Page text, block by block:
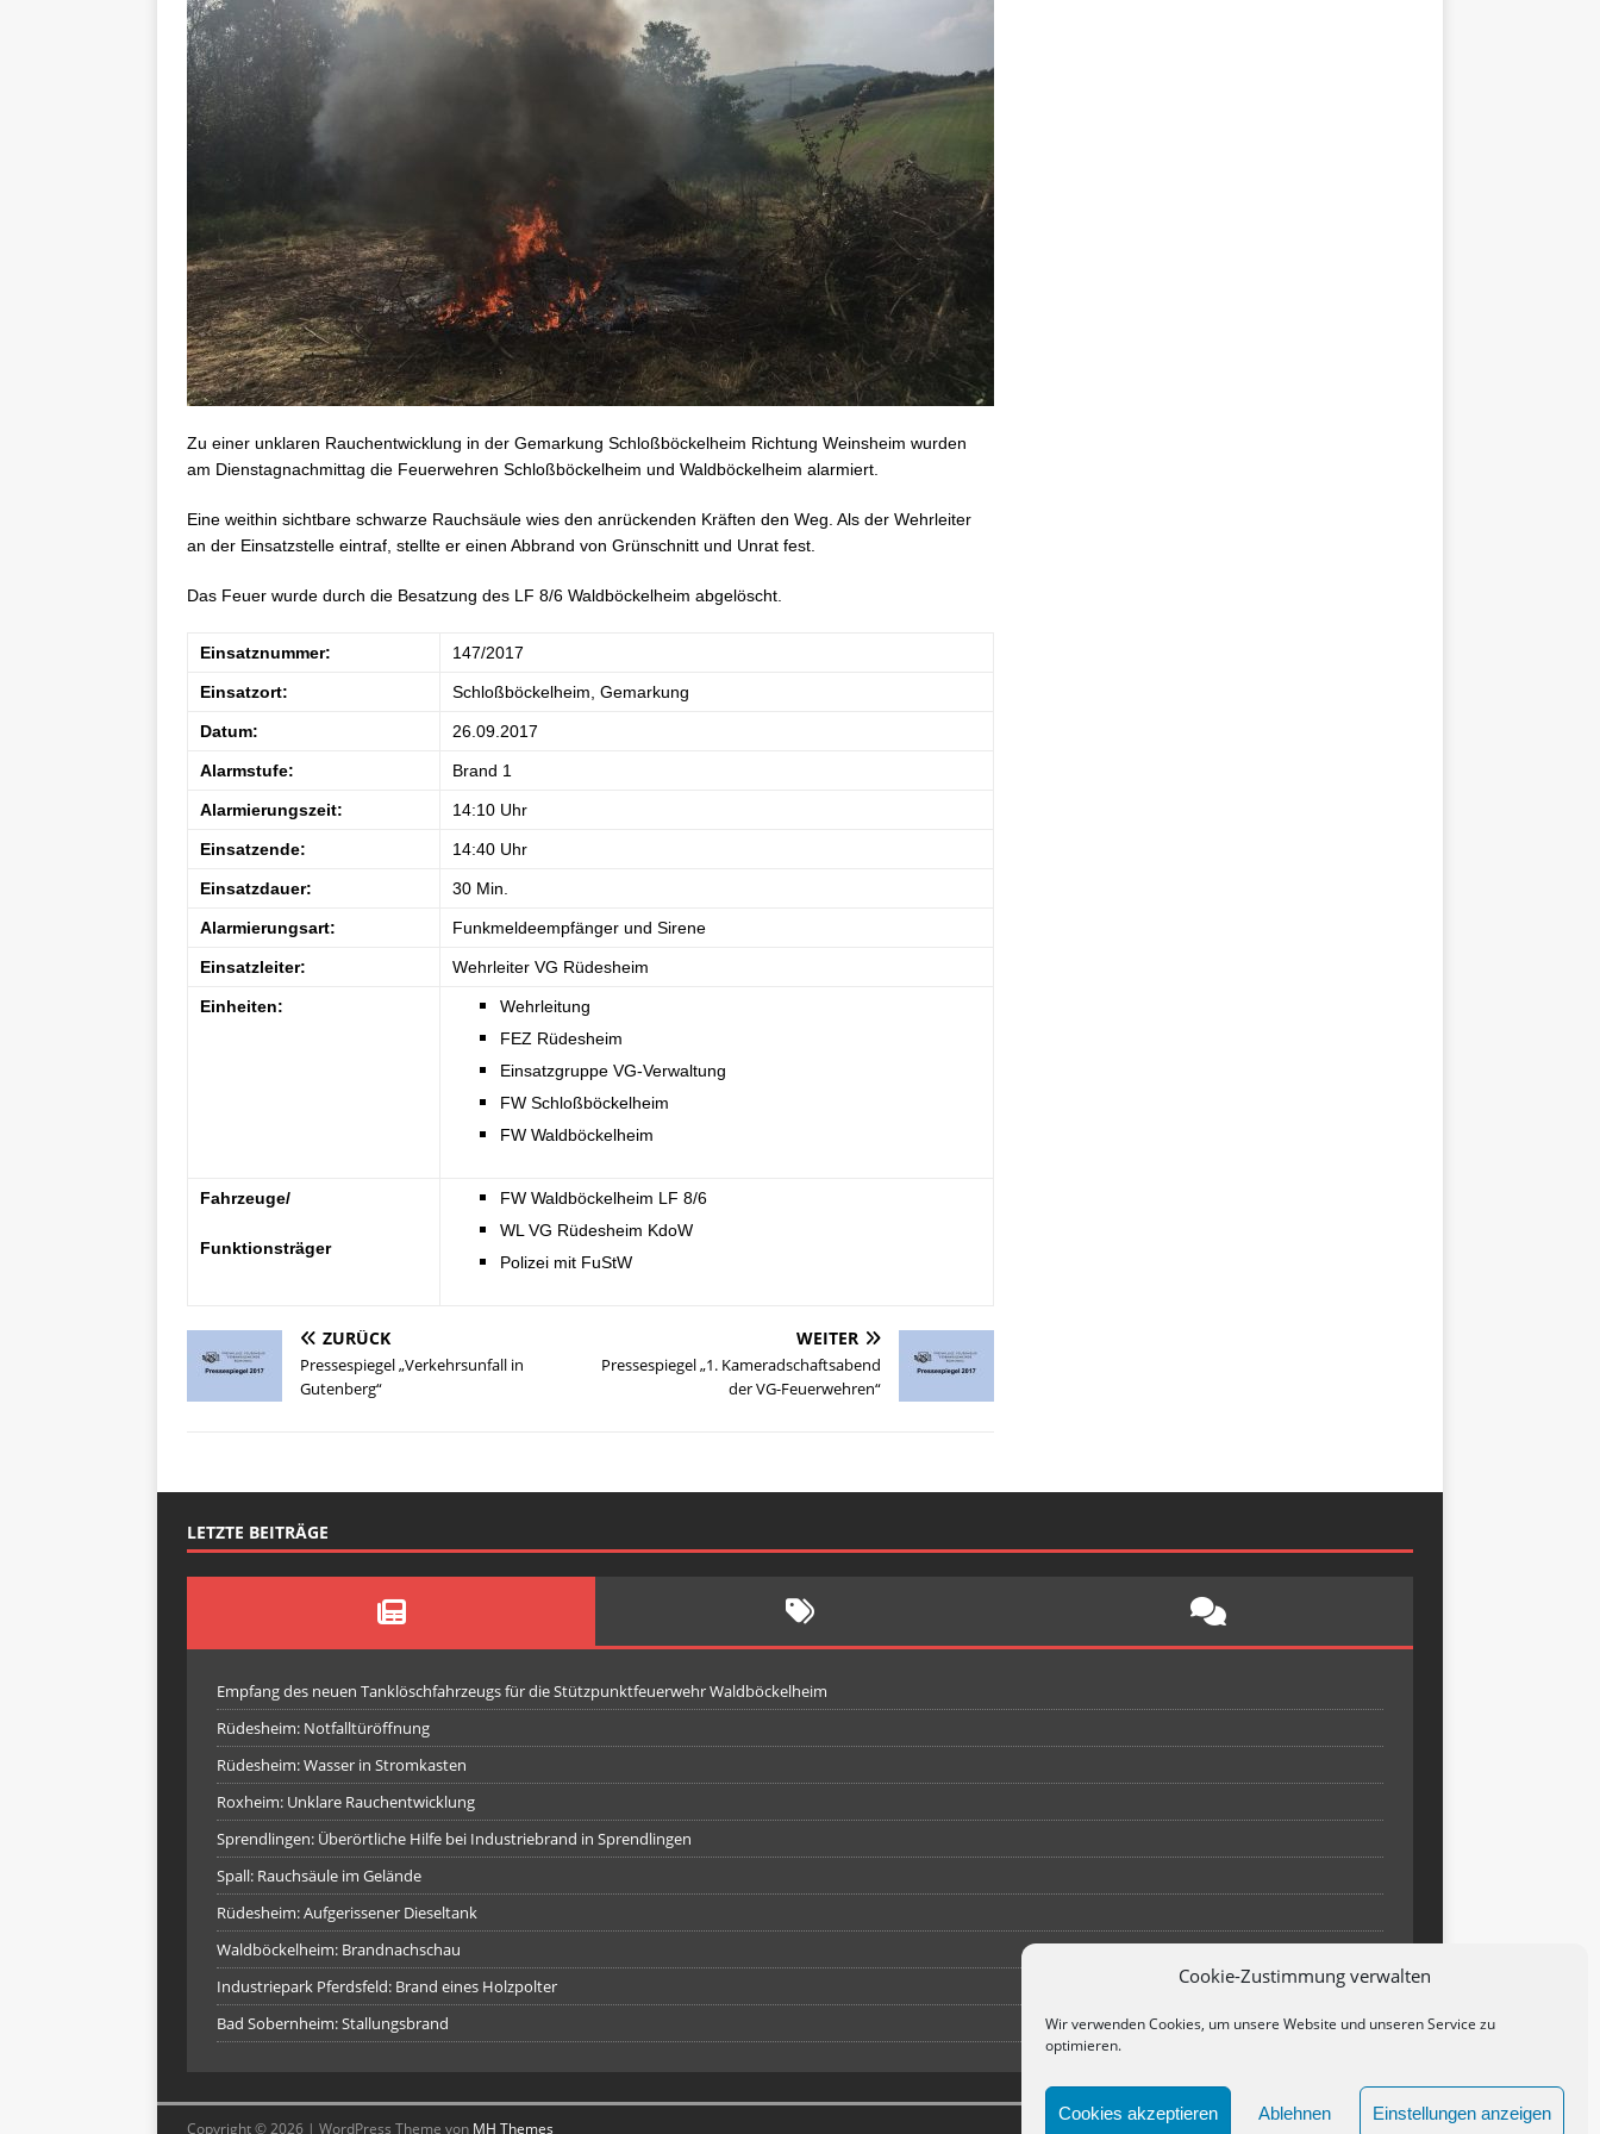
Cookie-Zustimmung verwalten
Wir verwenden Cookies, um unsere Website und unseren Service zu
optimieren.
Cookies akzeptieren Ablehnen Einstellungen anzeigen
Zu einer unklaren Rauchentwicklung in der Gemarkung Schloßböckelheim Richtung Weinsheim wurden
am Dienstagnachmittag die Feuerwehren Schloßböckelheim und Waldböckelheim alarmiert.
Eine weithin sichtbare schwarze Rauchsäule wies den anrückenden Kräften den Weg. Als der Wehrleiter
an der Einsatzstelle eintraf, stellte er einen Abbrand von Grünschnitt und Unrat fest.
Das Feuer wurde durch die Besatzung des LF 8/6 Waldböckelheim abgelöscht.
Einsatznummer: 147/2017
Einsatzort: Schloßböckelheim, Gemarkung
Datum: 26.09.2017
Alarmstufe: Brand 1
Alarmierungszeit: 14:10 Uhr
Einsatzende: 14:40 Uhr
Einsatzdauer: 30 Min.
Alarmierungsart: Funkmeldeempfänger und Sirene
Einsatzleiter: Wehrleiter VG Rüdesheim
Einheiten:
Wehrleitung
FEZ Rüdesheim
Einsatzgruppe VG-Verwaltung
FW Schloßböckelheim
FW Waldböckelheim
Fahrzeuge/
Funktionsträger
FW Waldböckelheim LF 8/6
WL VG Rüdesheim KdoW
Polizei mit FuStW
ZURÜCK
Pressespiegel „Verkehrsunfall in
Gutenberg“
WEITER
Pressespiegel „1. Kameradschaftsabend
der VG-Feuerwehren“
LETZTE BEITRÄGE
Empfang des neuen Tanklöschfahrzeugs für die Stützpunktfeuerwehr Waldböckelheim
Rüdesheim: Notfalltüröffnung
Rüdesheim: Wasser in Stromkasten
Roxheim: Unklare Rauchentwicklung
Sprendlingen: Überörtliche Hilfe bei Industriebrand in Sprendlingen
Spall: Rauchsäule im Gelände
Rüdesheim: Aufgerissener Dieseltank
Waldböckelheim: Brandnachschau
Industriepark Pferdsfeld: Brand eines Holzpolter
Bad Sobernheim: Stallungsbrand
Copyright © 2026 | WordPress Theme von MH Themes